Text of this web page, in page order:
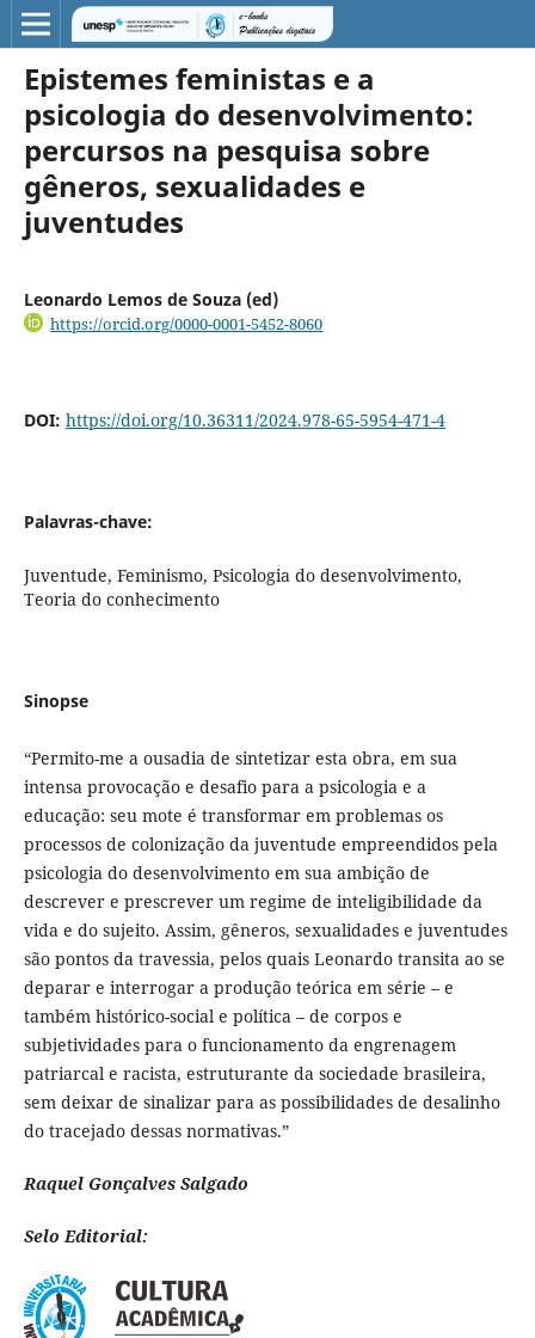
Epistemes feministas e a
psicologia do desenvolvimento:
percursos na pesquisa sobre
gêneros, sexualidades e
juventudes
Leonardo Lemos de Souza (ed)
https://orcid.org/0000-0001-5452-8060
DOI: https://doi.org/10.36311/2024.978-65-5954-471-4
Palavras-chave:
Juventude, Feminismo, Psicologia do desenvolvimento,
Teoria do conhecimento
Sinopse
“Permito-me a ousadia de sintetizar esta obra, em sua
intensa provocação e desafio para a psicologia e a
educação: seu mote é transformar em problemas os
processos de colonização da juventude empreendidos pela
psicologia do desenvolvimento em sua ambição de
descrever e prescrever um regime de inteligibilidade da
vida e do sujeito. Assim, gêneros, sexualidades e juventudes
são pontos da travessia, pelos quais Leonardo transita ao se
deparar e interrogar a produção teórica em série – e
também histórico-social e política – de corpos e
subjetividades para o funcionamento da engrenagem
patriarcal e racista, estruturante da sociedade brasileira,
sem deixar de sinalizar para as possibilidades de desalinho
do tracejado dessas normativas.”
Raquel Gonçalves Salgado
Selo Editorial: